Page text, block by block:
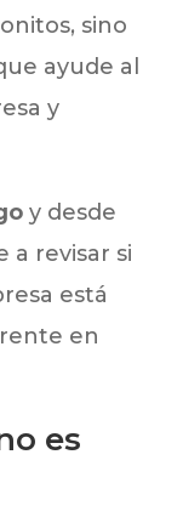
sino
ayude al
y
y desde
a revisar si
está
en
es